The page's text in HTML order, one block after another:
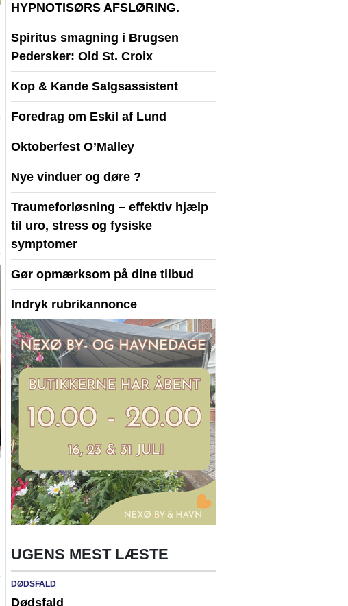
HYPNOTISØRS AFSLØRING.
Spiritus smagning i Brugsen
Pedersker: Old St. Croix
Kop & Kande Salgsassistent
Foredrag om Eskil af Lund
Oktoberfest O’Malley
Nye vinduer og døre ?
Traumeforløsning – effektiv hjælp
til uro, stress og fysiske
symptomer
Gør opmærksom på dine tilbud
Indryk rubrikannonce
UGENS MEST LÆSTE
DØDSFALD
Dødsfald